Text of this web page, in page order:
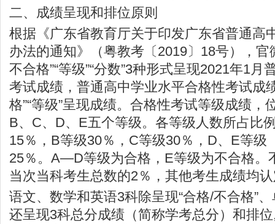
二、成绩呈现和排位原则
根据《广东省教育厅关于印发广东省普通高
办法的通知》（粤教考〔2019〕18号），官
不合格”“等级”“分数”3种形式呈现2021年1月
考试成绩，普通高中学业水平合格性考试成
格”“等级”呈现成绩。合格性考试等级成绩，
B、C、D、E五个等级。各等级人数所占比
15％，B等级30％，C等级30％，D、E等级
25％。A—D等级为合格，E等级为不合格。
当次当科考生总数的2％，其他考生成绩均
语文、数学和英语3科除呈现“合格/不合格”
还呈现3科总分成绩（简称学考总分）和排